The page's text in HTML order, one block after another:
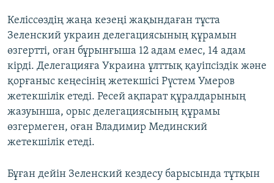
Келіссөздің жаңа кезеңі жақындаған тұста
Зеленский украин делегациясының құрамын
өзгертті, оған бұрынғыша 12 адам емес, 14 адам
кірді. Делегацияға Украина ұлттық қауіпсіздік және
қорғаныс кеңесінің жетекшісі Рүстем Умеров
жетекшілік етеді. Ресей ақпарат құралдарының
жазуынша, орыс делегациясының құрамы
өзгермеген, оған Владимир Мединский
жетекшілік етеді.
Бұған дейін Зеленский кездесу барысында тұтқын